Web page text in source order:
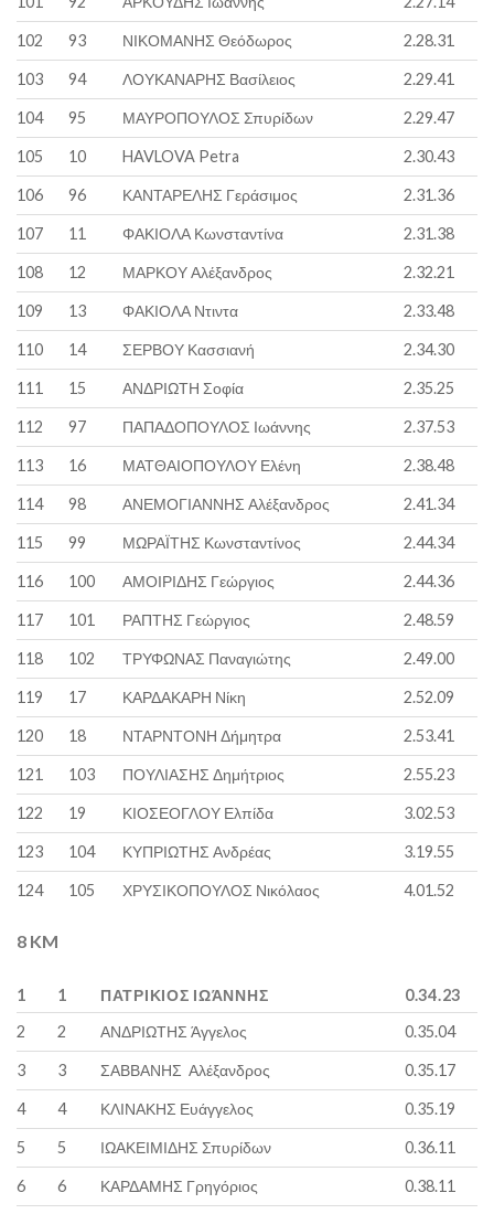
102 93 ΝΙΚΟΜΑΝΗΣ Θεόδωρος 2.28.31
103 94 ΛΟΥΚΑΝΑΡΗΣ Βασίλειος 2.29.41
104 95 ΜΑΥΡΟΠΟΥΛΟΣ Σπυρίδων 2.29.47
105 10 HAVLOVA Petra 2.30.43
106 96 ΚΑΝΤΑΡΕΛΗΣ Γεράσιμος 2.31.36
107 11 ΦΑΚΙΟΛΑ Κωνσταντίνα 2.31.38
108 12 ΜΑΡΚΟΥ Αλέξανδρος 2.32.21
109 13 ΦΑΚΙΟΛΑ Ντιντα 2.33.48
110 14 ΣΕΡΒΟΥ Κασσιανή 2.34.30
111 15 ΑΝΔΡΙΩΤΗ Σοφία 2.35.25
112 97 ΠΑΠΑΔΟΠΟΥΛΟΣ Ιωάννης 2.37.53
113 16 ΜΑΤΘΑΙΟΠΟΥΛΟΥ Ελένη 2.38.48
114 98 ΑΝΕΜΟΓΙΑΝΝΗΣ Αλέξανδρος 2.41.34
115 99 ΜΩΡΑΪΤΗΣ Κωνσταντίνος 2.44.34
116 100 ΑΜΟΙΡΙΔΗΣ Γεώργιος 2.44.36
117 101 ΡΑΠΤΗΣ Γεώργιος 2.48.59
118 102 ΤΡΥΦΩΝΑΣ Παναγιώτης 2.49.00
119 17 ΚΑΡΔΑΚΑΡΗ Νίκη 2.52.09
120 18 ΝΤΑΡΝΤΟΝΗ Δήμητρα 2.53.41
121 103 ΠΟΥΛΙΑΣΗΣ Δημήτριος 2.55.23
122 19 ΚΙΟΣΕΟΓΛΟΥ Ελπίδα 3.02.53
123 104 ΚΥΠΡΙΩΤΗΣ Ανδρέας 3.19.55
124 105 ΧΡΥΣΙΚΟΠΟΥΛΟΣ Νικόλαος 4.01.52
8 KM
1 1 ΠΑΤΡΙΚΙΟΣ ΙΩΆΝΝΗΣ
0.34.23
2
2 ΑΝΔΡΙΩΤΗΣ Άγγελος 0.35.04
3 3 ΣΑΒΒΑΝΗΣ Αλέξανδρος 0.35.17
4 4 ΚΛΙΝΑΚΗΣ Ευάγγελος 0.35.19
5 5 ΙΩΑΚΕΙΜΙΔΗΣ Σπυρίδων 0.36.11
6 6 ΚΑΡΔΑΜΗΣ Γρηγόριος 0.38.11